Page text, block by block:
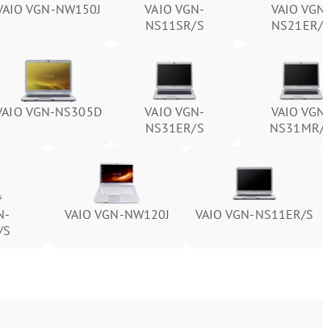
VGN-NW150J
VAIO VGN-
NS11SR/S
VAIO
VGN-NS305D
VAIO VGN-
NS31ER/S
VAIO
VAIO VGN-NW120J VAIO VGN-NS11ER/S